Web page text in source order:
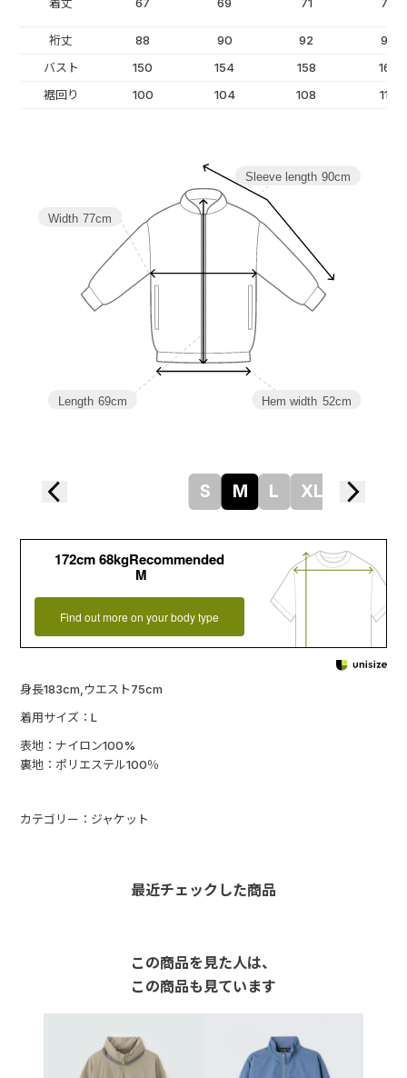
裄丈 88 90 92
94
バスト
150 154 158
162
裾回り
100 104 108 112
Hem width 52cm
Sleeve length 90cm
Length 69cm
Width 77cm
S M L XL
172cm 68kgRecommended
M
Find out more on your body type
身長183cm,ウエスト75cm
着用サイズ：L
表地：ナイロン100%
裏地：ポリエステル100％
カテゴリー：ジャケット
最近チェックした商品
この商品を見た人は、
この商品も見ています